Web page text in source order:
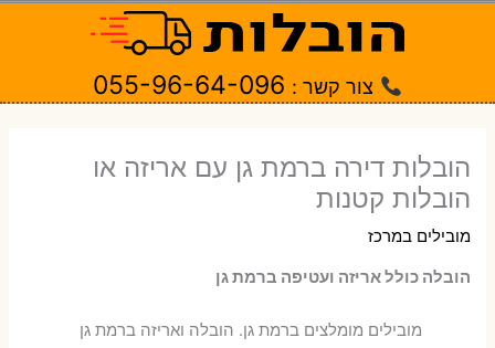
צור קשר : 055-96-64-096
הובלות דירה ברמת גן עם אריזה או
הובלות קטנות
מובילים במרכז
הובלה כולל אריזה ועטיפה ברמת גן
‫מובילים מומלצים ברמת גן. הובלה ואריזה ברמת גן